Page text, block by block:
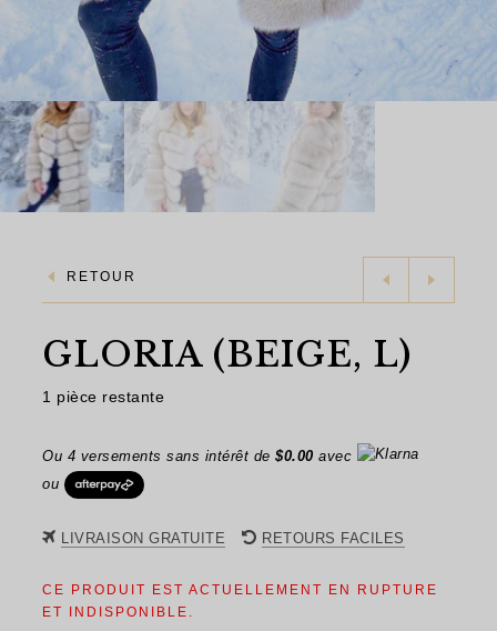
RETOUR
GLORIA (BEIGE, L)
1 pièce restante
Ou 4 versements sans intérêt de $0.00 avec
ou
LIVRAISON GRATUITE RETOURS FACILES
CE PRODUIT EST ACTUELLEMENT EN RUPTURE
ET INDISPONIBLE.